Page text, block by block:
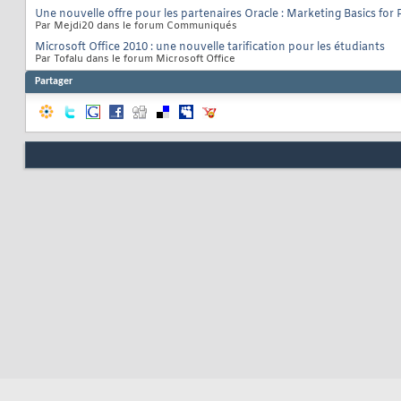
Une nouvelle offre pour les partenaires Oracle : Marketing Basics for
Par Mejdi20 dans le forum Communiqués
Microsoft Office 2010 : une nouvelle tarification pour les étudiants
Par Tofalu dans le forum Microsoft Office
Partager